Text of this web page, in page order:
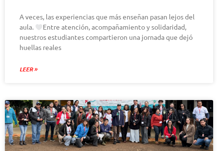
A veces, las experiencias que más enseñan pasan lejos del
aula.
Entre atención, acompañamiento y solidaridad,
nuestros estudiantes compartieron una jornada que dejó
huellas reales
LEER »